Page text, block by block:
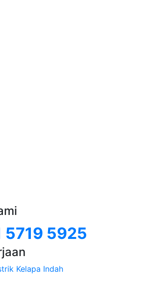
5719 5925
Kelapa Indah